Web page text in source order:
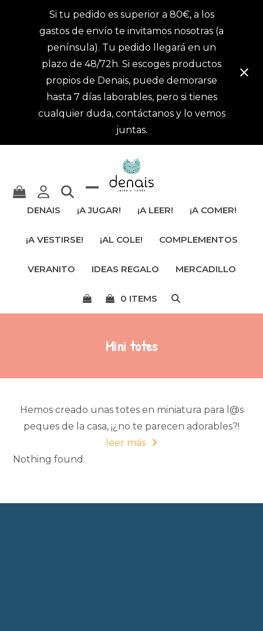
Si tu pedido es superior a 80€, a los
gastos de envío te invitamos nosotras (a
península). Tu pedido llegará en un
plazo de 48/72h. Si escoges productos
propios de Denais, puede demorarse
hasta 7 días laborables, pero si tienes
cualquier duda, contáctanos y lo vemos
juntas.
ocultar
menú
móvil
DENAIS ¡A JUGAR! ¡A LEER! ¡A COMER!
¡A VESTIRSE! ¡AL COLE! COMPLEMENTOS
VERANITO IDEAS REGALO MERCADILLO
0 ITEMS
Mini totes
Hemos creado unas totes en miniatura para l@s
peques de la casa, ¡¿no te parecen adorables?!
leer más
Nothing found.